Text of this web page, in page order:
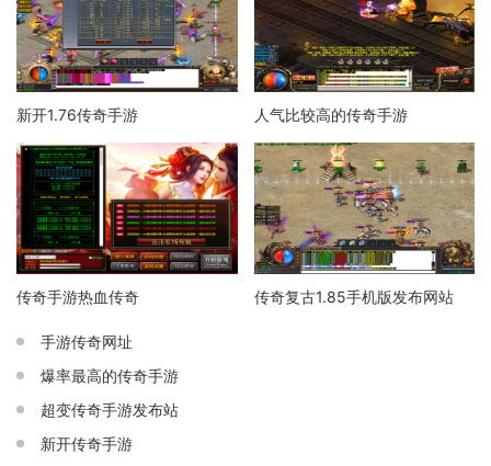
新开1.76传奇手游 人气比较高的传奇手游
传奇手游热血传奇 传奇复古1.85手机版发布网站
手游传奇网址
爆率最高的传奇手游
超变传奇手游发布站
新开传奇手游